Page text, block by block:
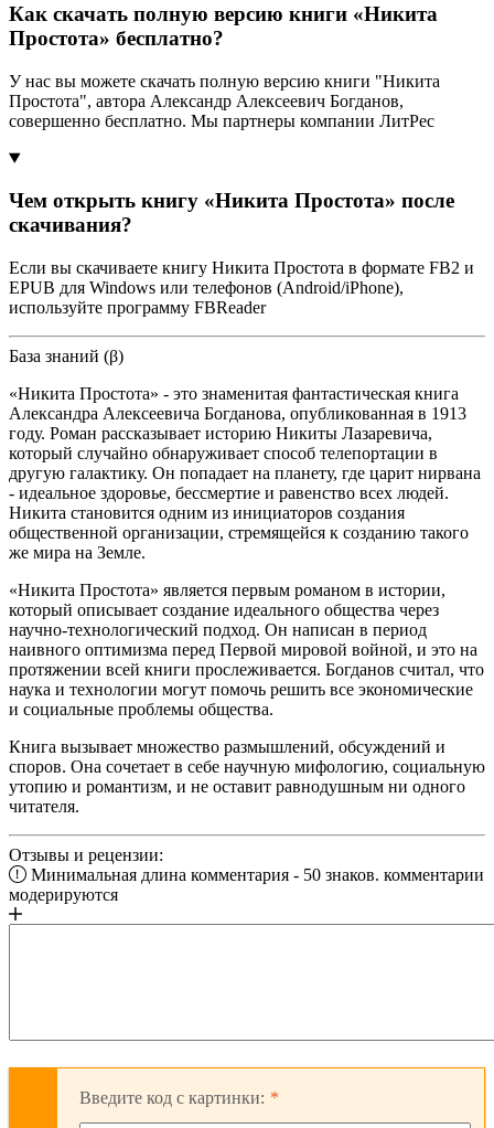
Как скачать полную версию книги «Никита
Простота» бесплатно?
У нас вы можете скачать полную версию книги "Никита
Простота", автора Александр Алексеевич Богданов,
совершенно бесплатно. Мы партнеры компании ЛитРес
Чем открыть книгу «Никита Простота» после
скачивания?
Если вы скачиваете книгу Никита Простота в формате FB2 и
EPUB для Windows или телефонов (Android/iPhone),
используйте программу FBReader
База знаний (β)
«Никита Простота» - это знаменитая фантастическая книга
Александра Алексеевича Богданова, опубликованная в 1913
году. Роман рассказывает историю Никиты Лазаревича,
который случайно обнаруживает способ телепортации в
другую галактику. Он попадает на планету, где царит нирвана
- идеальное здоровье, бессмертие и равенство всех людей.
Никита становится одним из инициаторов создания
общественной организации, стремящейся к созданию такого
же мира на Земле.
«Никита Простота» является первым романом в истории,
который описывает создание идеального общества через
научно-технологический подход. Он написан в период
наивного оптимизма перед Первой мировой войной, и это на
протяжении всей книги прослеживается. Богданов считал, что
наука и технологии могут помочь решить все экономические
и социальные проблемы общества.
Книга вызывает множество размышлений, обсуждений и
споров. Она сочетает в себе научную мифологию, социальную
утопию и романтизм, и не оставит равнодушным ни одного
читателя.
Отзывы и рецензии:
Минимальная длина комментария - 50 знаков. комментарии
модерируются
Введите код с картинки: